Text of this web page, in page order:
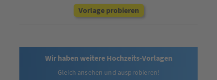
Vorlage probieren
Wir haben weitere Hochzeits-Vorlagen
Gleich ansehen und ausprobieren!